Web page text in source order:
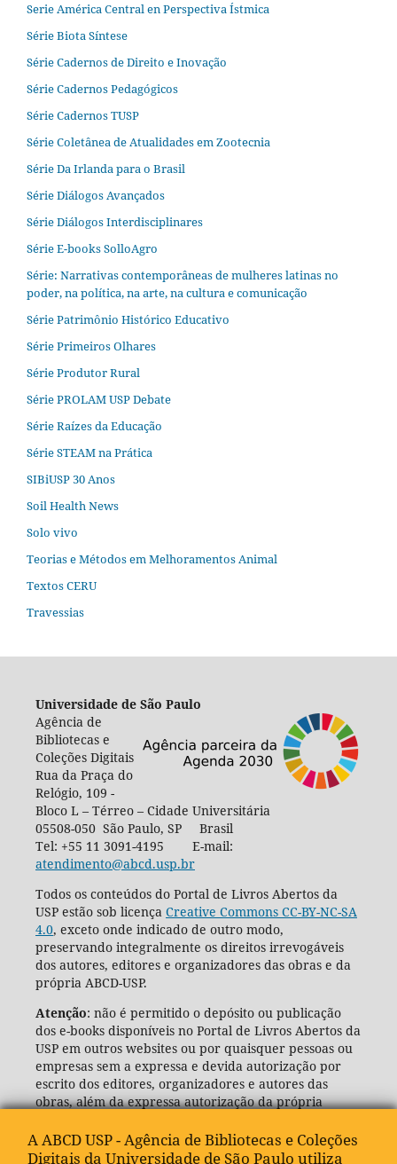
Serie América Central en Perspectiva Ístmica
Série Biota Síntese
Série Cadernos de Direito e Inovação
Série Cadernos Pedagógicos
Série Cadernos TUSP
Série Coletânea de Atualidades em Zootecnia
Série Da Irlanda para o Brasil
Série Diálogos Avançados
Série Diálogos Interdisciplinares
Série E-books SolloAgro
Série: Narrativas contemporâneas de mulheres latinas no
poder, na política, na arte, na cultura e comunicação
Série Patrimônio Histórico Educativo
Série Primeiros Olhares
Série Produtor Rural
Série PROLAM USP Debate
Série Raízes da Educação
Série STEAM na Prática
SIBiUSP 30 Anos
Soil Health News
Solo vivo
Teorias e Métodos em Melhoramentos Animal
Textos CERU
Travessias
Universidade de São Paulo
Agência de
Bibliotecas e
Coleções Digitais
Rua da Praça do
Relógio, 109 -
Bloco L – Térreo – Cidade Universitária
05508-050 São Paulo, SP Brasil
Tel: +55 11 3091-4195 E-mail:
atendimento@abcd.usp.br
Todos os conteúdos do Portal de Livros Abertos da
USP estão sob licença Creative Commons CC-BY-NC-SA
4.0, exceto onde indicado de outro modo,
preservando integralmente os direitos irrevogáveis
dos autores, editores e organizadores das obras e da
própria ABCD-USP.
Atenção: não é permitido o depósito ou publicação
dos e-books disponíveis no Portal de Livros Abertos da
USP em outros websites ou por quaisquer pessoas ou
empresas sem a expressa e devida autorização por
escrito dos editores, organizadores e autores das
obras, além da expressa autorização da própria
(ABCD-USP).
A ABCD USP - Agência de Bibliotecas e Coleções
Digitais da Universidade de São Paulo utiliza